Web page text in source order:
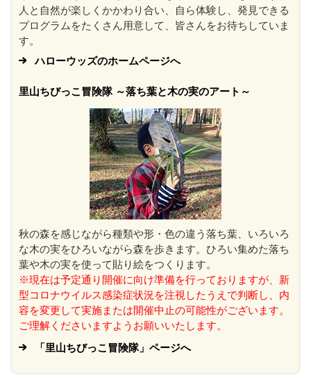
人と自然が楽しくかかわり合い、自ら体験し、発見できる
プログラムをたくさん用意して、皆さんをお待ちしていま
す。
ハローウッズのホームページへ
里山ちびっこ冒険隊 ～落ち葉と木の実のアート～
秋の森を感じながら種類や形・色の違う落ち葉、いろいろ
な木の実をひろいながら森を歩きます。ひろい集めた落ち
葉や木の実を使って貼り絵をつくります。
※現在は予定通り開催に向け準備を行っておりますが、新
型コロナウイルス感染症状況を注視したうえで判断し、内
容を変更して実施または開催中止の可能性がございます。
ご理解くださいますようお願いいたします。
「里山ちびっこ冒険隊」ページへ